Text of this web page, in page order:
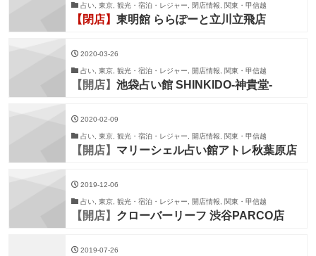
占い, 東京, 観光・宿泊・レジャー, 閉店情報, 関東・甲信越
【閉店】 東明館 ららぽーと立川立飛店
2020-03-26
占い, 東京, 観光・宿泊・レジャー, 開店情報, 関東・甲信越
【開店】 池袋占い館 SHINKIDO-神貴堂-
2020-02-09
占い, 東京, 観光・宿泊・レジャー, 開店情報, 関東・甲信越
【開店】 マリーシェル占い館アトレ秋葉原店
2019-12-06
占い, 東京, 観光・宿泊・レジャー, 開店情報, 関東・甲信越
【開店】 クローバーリーフ 渋谷PARCO店
2019-07-26